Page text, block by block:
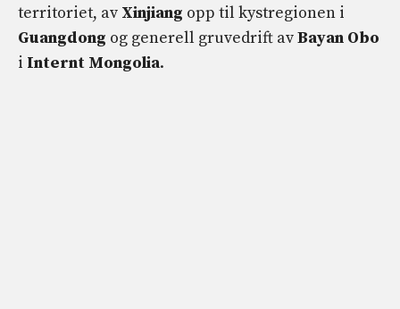
territoriet, av Xinjiang opp til kystregionen i
Guangdong og generell gruvedrift avBayan Obo
i Internt Mongolia.